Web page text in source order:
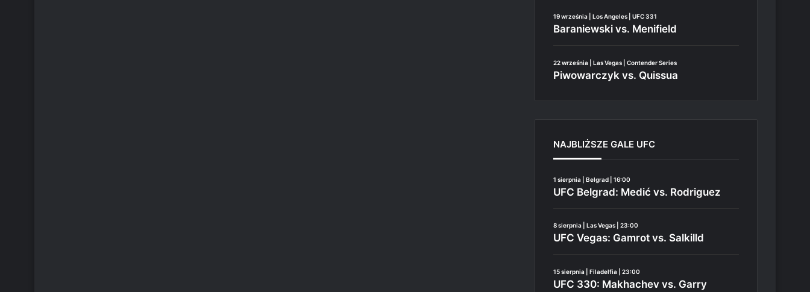
19 września | Los Angeles | UFC 331
Baraniewski vs. Menifield
22 września | Las Vegas | Contender Series
Piwowarczyk vs. Quissua
NAJBLIŻSZE GALE UFC
1 sierpnia | Belgrad | 16:00
UFC Belgrad: Medić vs. Rodriguez
8 sierpnia | Las Vegas | 23:00
UFC Vegas: Gamrot vs. Salkilld
15 sierpnia | Filadelfia | 23:00
UFC 330: Makhachev vs. Garry